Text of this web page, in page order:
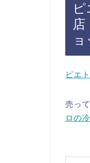
店
ピエ
売っ
ロの